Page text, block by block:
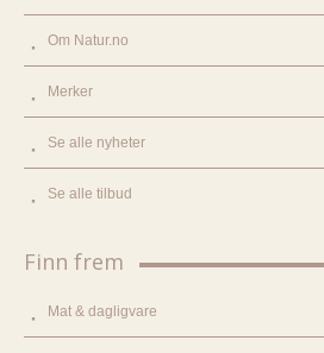
Om Natur.no
Merker
Se alle nyheter
Se alle tilbud
Finn frem
Mat & dagligvare